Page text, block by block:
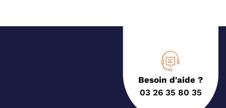
Besoin d'aide ?
03 26 35 80 35